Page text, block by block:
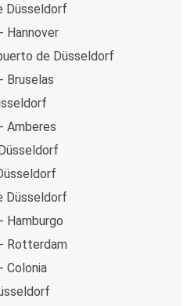
Düsseldorf
Hannover
de Düsseldorf
Bruselas
Amberes
Düsseldorf
Hamburgo
Rotterdam
Colonia